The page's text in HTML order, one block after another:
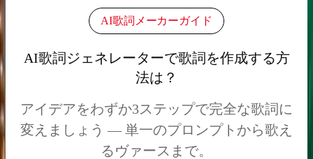
AI歌詞メーカーガイド
AI歌詞ジェネレーターで歌詞を作成する方
法は？
アイデアをわずか3ステップで完全な歌詞に
変えましょう — 単一のプロンプトから歌え
るヴァースまで。